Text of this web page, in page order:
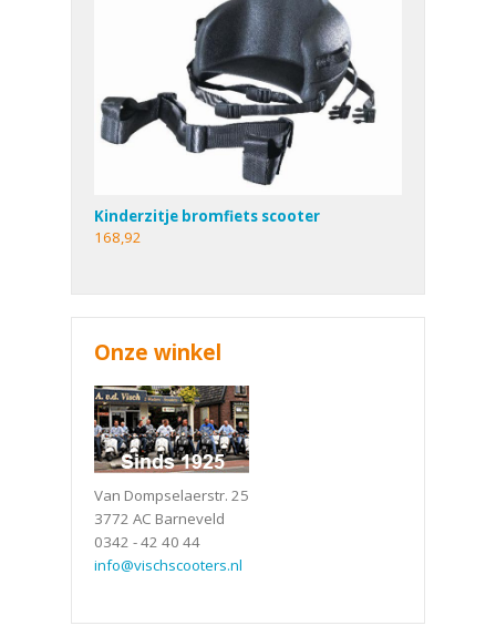
Kinderzitje bromfiets scooter
168,92
Onze winkel
Van Dompselaerstr. 25
3772 AC Barneveld
0342 - 42 40 44
info@vischscooters.nl